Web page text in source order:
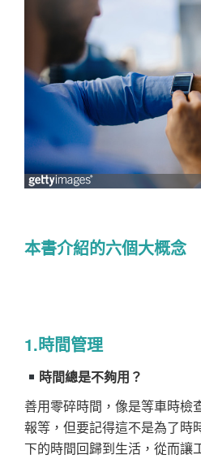
本書介紹的六個大概念
1.時間管理
時間總是不夠用？
善用零碎時間，像是等車時檢
報等，但要記得這不是為了時
下的時間回歸到生活，從而讓